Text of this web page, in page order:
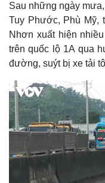
Sau những ngày
Tuy Phước, Phù Mỹ,
Nhơn xuất hiện
trên quốc lộ 1A qua
đường, suýt bị xe tải